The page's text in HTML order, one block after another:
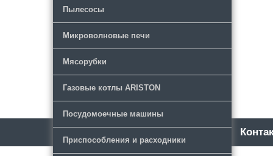
Пылесосы
Микроволновые печи
Мясорубки
Газовые котлы ARISTON
Посудомоечные машины
Приспособления и расходники